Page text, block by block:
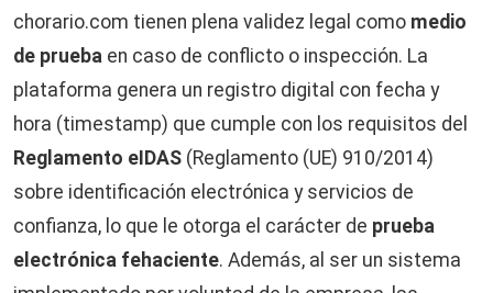
chorario.com tienen plena validez legal como medio
de prueba en caso de conflicto o inspección. La
plataforma genera un registro digital con fecha y
hora (timestamp) que cumple con los requisitos del
Reglamento eIDAS (Reglamento (UE) 910/2014)
sobre identificación electrónica y servicios de
confianza, lo que le otorga el carácter de prueba
electrónica fehaciente. Además, al ser un sistema